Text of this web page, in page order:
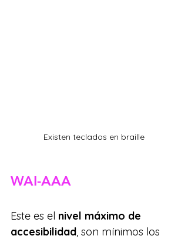
Existen teclados en braille
WAI-AAA
Este es el nivel máximo de
accesibilidad, son mínimos los